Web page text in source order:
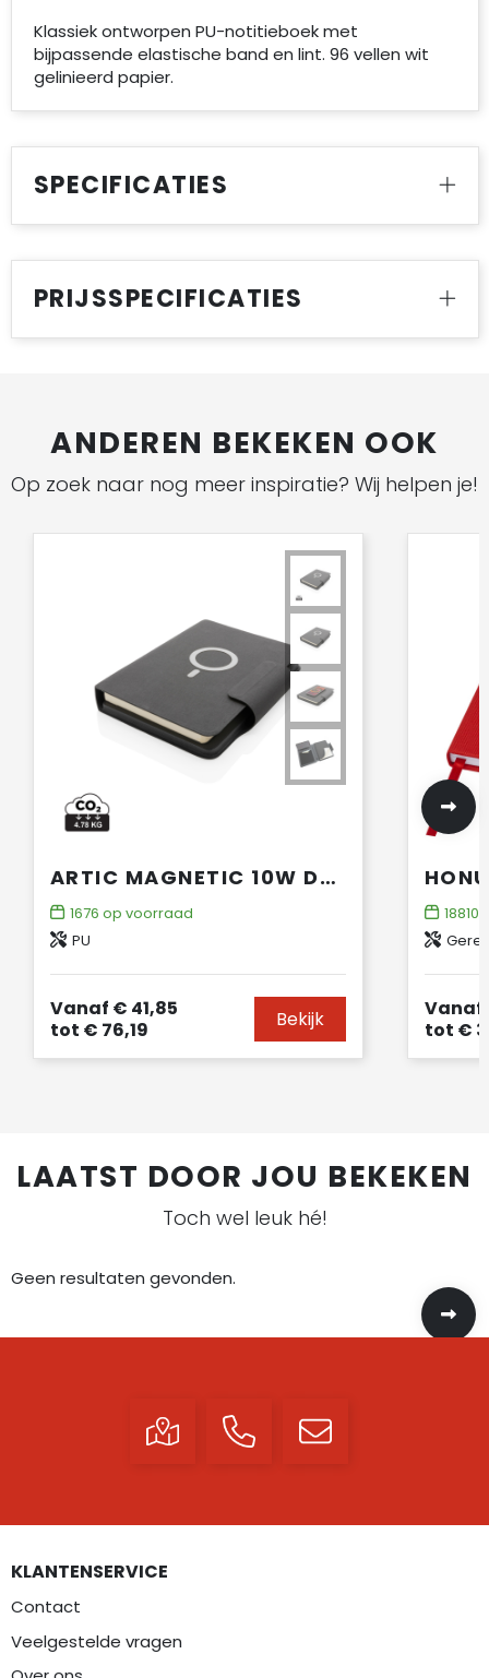
Klassiek ontworpen PU-notitieboek met
bijpassende elastische band en lint. 96 vellen wit
gelinieerd papier.
SPECIFICATIES
PRIJSSPECIFICATIES
ANDEREN BEKEKEN OOK
Op zoek naar nog meer inspiratie? Wij helpen je!
ARTIC MAGNETIC 10W DRAADLOOS OPLAADBAAR A5-NOTITIEBOEK
1676 op voorraad
PU
Vanaf € 41,85
tot € 76,19 Bekijk
188105
Vanaf
tot €
LAATST DOOR JOU BEKEKEN
Toch wel leuk hé!
Geen resultaten gevonden.
KLANTENSERVICE
Contact
Veelgestelde vragen